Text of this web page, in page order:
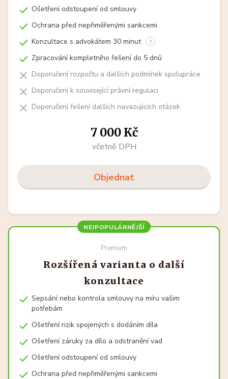
Ošetření odstoupení od smlouvy
Ochrana před nepřiměřenými sankcemi
Konzultace s advokátem 30 minut
Zpracování kompletního řešení do 5 dnů
Doporučení rozpočtu a dalších podmínek spolupráce
Doporučení k související právní regulaci
Doporučení řešení dalších navazujících otázek
7 000 Kč
včetně DPH
Objednat
NEJPOPULÁRNĚJŠÍ
Premium
Rozšířená varianta o další
konzultace
Sepsání nebo kontrola smlouvy na míru vašim
potřebám
Ošetření rizik spojených s dodáním díla
Ošetření záruky za dílo a odstranění vad
Ošetření odstoupení od smlouvy
Ochrana před nepřiměřenými sankcemi